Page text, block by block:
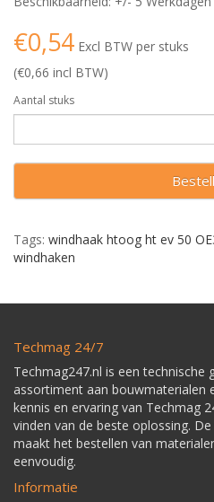
€0,54 Excl BTW per stuks
(€0,66 incl BTW)
Aantal stuks
Tags: windhaak htoog ht ev 50
windhaken
Techmag 24/7
Techmag247.nl is een
assortiment aan bouwmaterialen
kennis en ervaring van Techmag
vinden van de beste oplossing.
maakt het bestellen van
eenvoudig.
Informatie